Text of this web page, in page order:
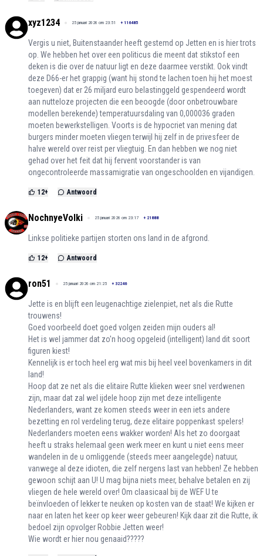
xyz1234 25 januari 2026 om 23:51 + 116485
Vergis u niet, Buitenstaander heeft gestemd op Jetten en is hier trots
op. We hebben het over een politicus die meent dat stikstof een
deken is die over de natuur ligt en deze daarmee verstikt. Ook vindt
deze D66-er het grappig (want hij stond te lachen toen hij het moest
toegeven) dat er 26 miljard euro belastinggeld gespendeerd wordt
aan nutteloze projecten die een beoogde (door onbetrouwbare
modellen berekende) temperatuursdaling van 0,000036 graden
moeten bewerkstelligen. Voorts is de hypocriet van mening dat
burgers minder moeten vliegen terwijl hij zelf in de privesfeer de
halve wereld over reist per vliegtuig. En dan hebben we nog niet
gehad over het feit dat hij fervent voorstander is van
ongecontroleerde massamigratie van ongeschoolden en vijandigen.
12+ Antwoord
NochnyeVolki 25 januari 2026 om 23:17 + 21888
Linkse politieke partijen storten ons land in de afgrond.
12+ Antwoord
ron51 25 januari 2026 om 21:25 + 32246
Jette is en blijft een leugenachtige zielenpiet, net als die Rutte
trouwens!
Goed voorbeeld doet goed volgen zeiden mijn ouders al!
Het is wel jammer dat zo'n hoog opgeleid (intelligent) land dit soort
figuren kiest!
Kennelijk is er toch heel erg wat mis bij heel veel bovenkamers in dit
land!
Hoop dat ze net als die elitaire Rutte klieken weer snel verdwenen
zijn, maar dat zal wel ijdele hoop zijn met deze intelligente
Nederlanders, want ze komen steeds weer in een iets andere
bezetting en rol verdeling terug, deze elitaire poppenkast spelers!
Nederlanders moeten eens wakker worden! Als het zo doorgaat
heeft u straks helemaal geen werk meer en kunt u niet eens meer
wandelen in de u omliggende (steeds meer aangelegde) natuur,
vanwege al deze idioten, die zelf nergens last van hebben! Ze hebben
gewoon schijt aan U! U mag bijna niets meer, behalve betalen en zij
vliegen de hele wereld over! Om claasicaal bij de WEF U te
beïnvloeden of lekker te neuken op kosten van de staat! We kijken er
naar en laten het keer op keer weer gebeuren! Kijk daar zit die Rutte, ik
bedoel zijn opvolger Robbie Jetten weer!
Wie wordt er hier nou genaaid?????